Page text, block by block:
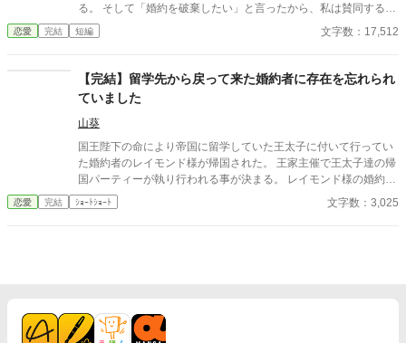
る。 そして「婚約を破棄したい」と言ったから、私は賛同するこ
とにした。 どうやらジノザは公爵令嬢と婚約して、貶めた私を愛
人にするつもりでいたらしい。 そのために学園での評判を下げて
過ごしていると、ジノザは「婚約破棄を後悔している」と言い出
した。
恋愛 完結 短編 文字数：17,512
【完結】留学先から戻って来た婚約者に存在を忘れられ
ていました
山葵
国王陛下の命により帝国に留学していた王太子に付いて行ってい
た婚約者のレイモンド様が帰国された。 王家主催で王太子達の帰
国パーティーが執り行われる事が決まる。 レイモンド様の婚約者
の私も勿論、従兄にエスコートされ出席させて頂きますわ。 3年
ぶりに見るレイモンド様は、幼さもすっかり消え、美丈夫になっ
恋愛 完結 ｼｮｰﾄｼｮｰﾄ 文字数：3,025